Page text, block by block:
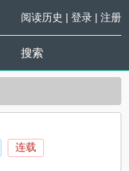
阅读历史 | 登录| 注册
搜索
连载